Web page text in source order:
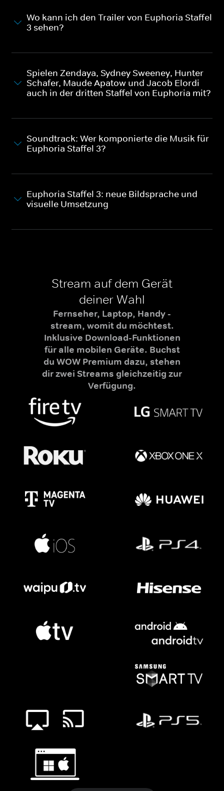
Wo kann ich den Trailer von Euphoria Staffel
3 sehen?
Spielen Zendaya, Sydney Sweeney, Hunter
Schafer, Maude Apatow und Jacob Elordi
auch in der dritten Staffel von Euphoria mit?
Soundtrack: Wer komponierte die Musik für
Euphoria Staffel 3?
Euphoria Staffel 3: neue Bildsprache und
visuelle Umsetzung
Stream auf dem Gerät
deiner Wahl
Fernseher, Laptop, Handy -
stream, womit du möchtest.
Inklusive Download-Funktionen
für alle mobilen Geräte. Buchst
du WOW Premium dazu, stehen
dir zwei Streams gleichzeitig zur
Verfügung.